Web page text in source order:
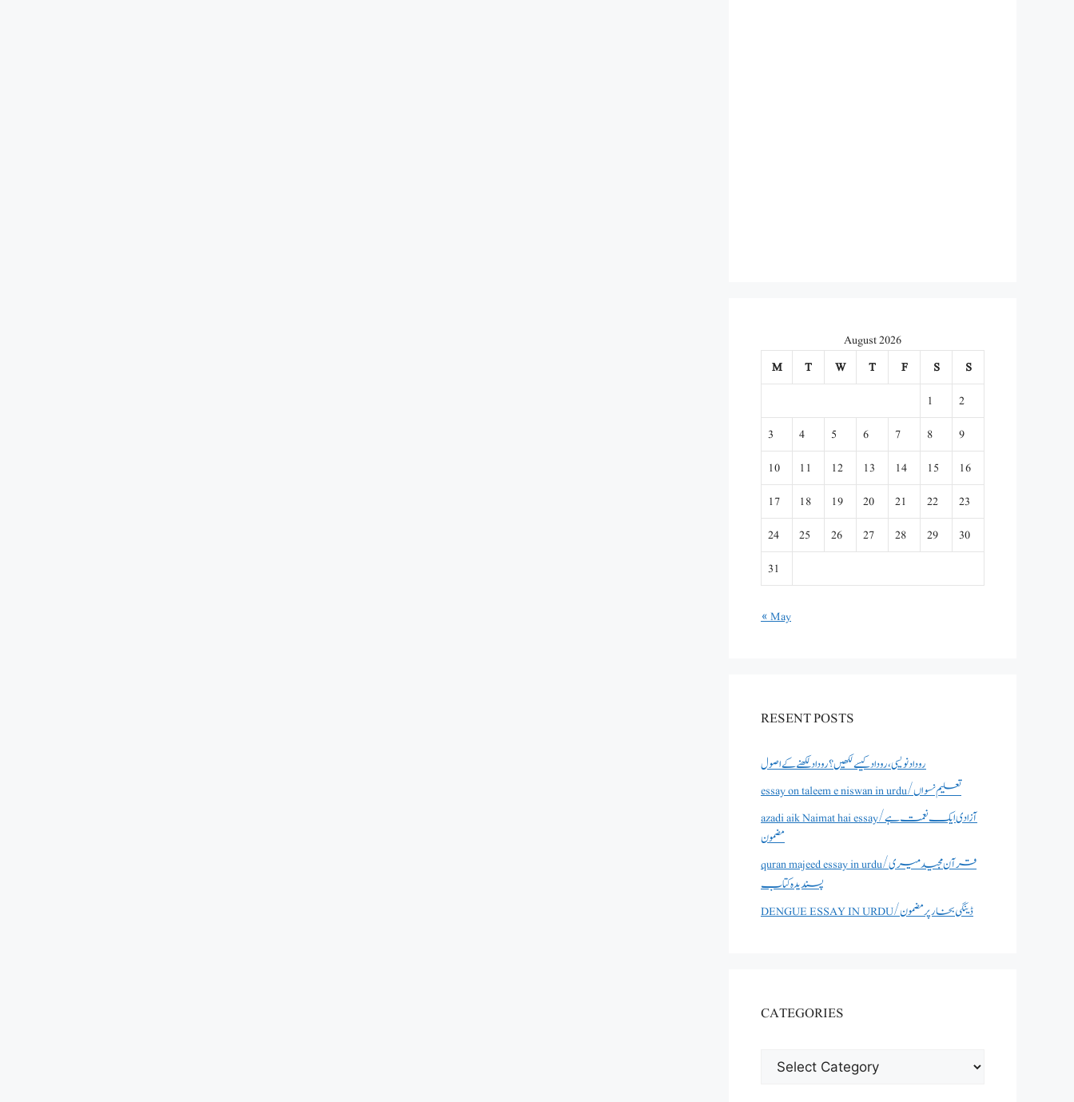
August 2026
M
T W T F S
S
1
2
3
4 5 6 7 8
9
10
11 12 13 14 15
16
17
18 19 20 21 22
23
24
25 26 27 28 29
30
31
« May
RESENT POSTS
روداد نویسی ،روداد کیسے لکھیں؟ روداد لکھنے کے اصول
essay on taleem e niswan in urdu/تعلیم نسواں
azadi aik Naimat hai essay/آزادی ایک نعمت ہے
مضمون
quran majeed essay in urdu/قرآن مجید میری
پسندیدہ کتاب
DENGUE ESSAY IN URDU/ڈینگی بخار پر مضمون
CATEGORIES
CATEGORIES